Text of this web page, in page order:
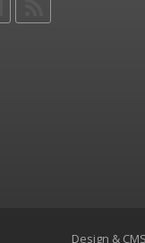
Design & CMS